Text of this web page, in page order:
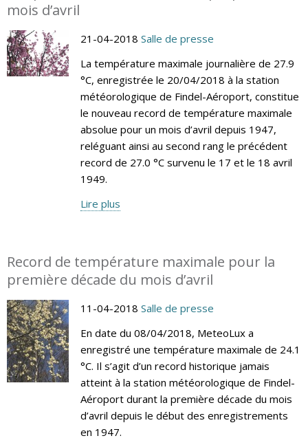
mois d’avril
21-04-2018 Salle de presse
La température maximale journalière de 27.9
°C, enregistrée le 20/04/2018 à la station
météorologique de Findel-Aéroport, constitue
le nouveau record de température maximale
absolue pour un mois d’avril depuis 1947,
reléguant ainsi au second rang le précédent
record de 27.0 °C survenu le 17 et le 18 avril
1949.
Lire plus
Record de température maximale pour la
première décade du mois d’avril
11-04-2018 Salle de presse
En date du 08/04/2018, MeteoLux a
enregistré une température maximale de 24.1
°C. Il s’agit d’un record historique jamais
atteint à la station météorologique de Findel-
Aéroport durant la première décade du mois
d’avril depuis le début des enregistrements
en 1947.